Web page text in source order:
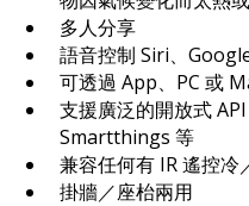
多人分享
語音控制 Siri、
可透過 App、PC 或
支援廣泛的開放式
Smartthings 等
兼容任何有 IR 遙控冷
掛牆／座枱兩用